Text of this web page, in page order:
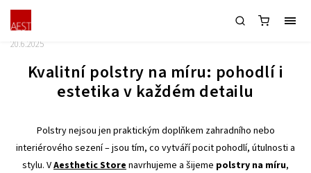
Kvalitní polstry na míru
20.6.2025
Kvalitní polstry na míru: pohodlí i
estetika v každém detailu
Polstry nejsou jen praktickým doplňkem zahradního nebo
interiérového sezení – jsou tím, co vytváří pocit pohodlí, útulnosti a
stylu. VAesthetic Storenavrhujeme a šijeme polstry na míru,